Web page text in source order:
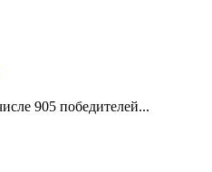
905 победителей...